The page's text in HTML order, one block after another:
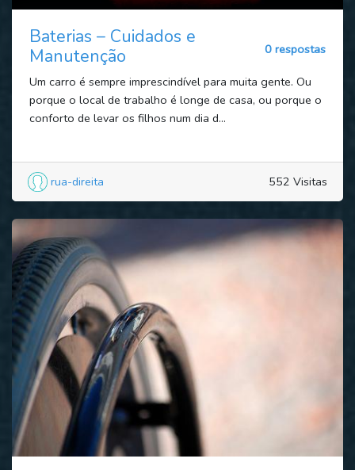
Baterias – Cuidados e
Manutenção
0 respostas
Um carro é sempre imprescindível para muita gente. Ou
porque o local de trabalho é longe de casa, ou porque o
conforto de levar os filhos num dia d...
rua-direita 552 Visitas